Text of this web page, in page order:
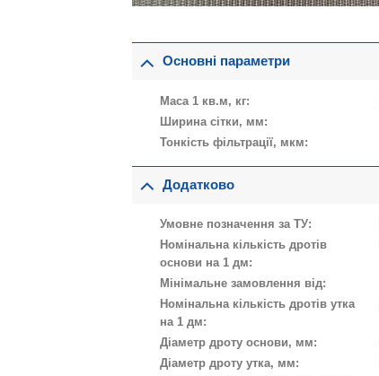
Основні параметри
Маса 1 кв.м, кг:
Ширина сітки, мм:
Тонкість фільтрації, мкм:
Додатково
Умовне позначення за ТУ:
Номінальна кількість дротів
основи на 1 дм:
Мінімальне замовлення від:
Номінальна кількість дротів утка
на 1 дм:
Діаметр дроту основи, мм:
Діаметр дроту утка, мм: